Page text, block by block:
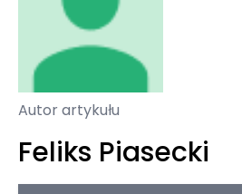
Autor artykułu
Feliks Piasecki